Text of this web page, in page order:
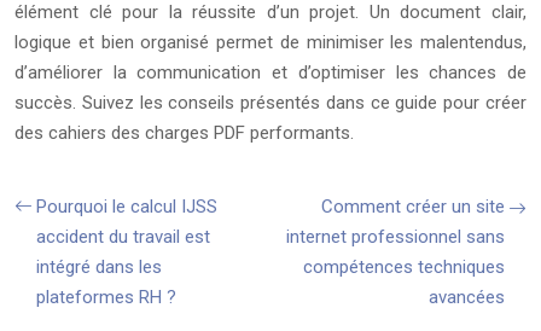
élément clé pour la réussite d’un projet. Un document clair,
logique et bien organisé permet de minimiser les malentendus,
d’améliorer la communication et d’optimiser les chances de
succès. Suivez les conseils présentés dans ce guide pour créer
des cahiers des charges PDF performants.
Pourquoi le calcul IJSS
accident du travail est
intégré dans les
plateformes RH ?
Comment créer un site
internet professionnel sans
compétences techniques
avancées